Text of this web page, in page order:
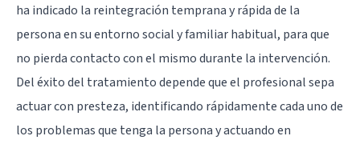
ha indicado la reintegración temprana y rápida de la
persona en su entorno social y familiar habitual, para que
no pierda contacto con el mismo durante la intervención.
Del éxito del tratamiento depende que el profesional sepa
actuar con presteza, identificando rápidamente cada uno de
los problemas que tenga la persona y actuando en